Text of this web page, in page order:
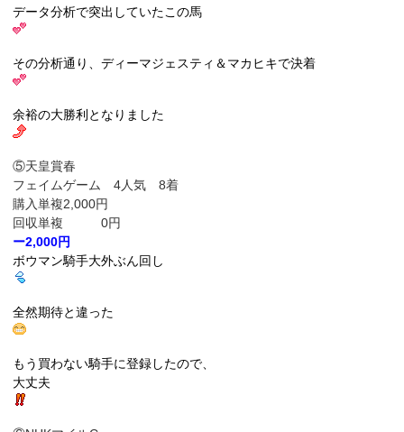
データ分析で突出していたこの馬
その分析通り、ディーマジェスティ＆マカヒキで決着
余裕の大勝利となりました
⑤天皇賞春
フェイムゲーム 4人気 8着
購入単複2,000円
回収単複 0円
ー2,000円
ボウマン騎手大外ぶん回し
全然期待と違った
もう買わない騎手に登録したので、
大丈夫